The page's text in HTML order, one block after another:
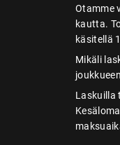
Otamme
kautta.
käsitellä
Mikäli
Laskuilla